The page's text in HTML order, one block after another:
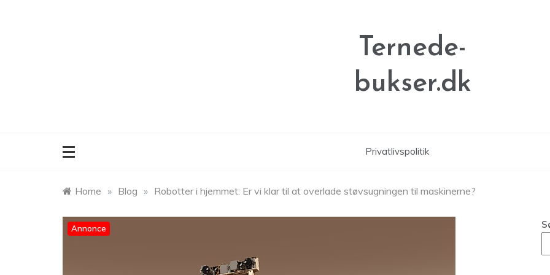
Ternede-
bukser.dk
Privatlivspolitik
Home » Blog » Robotter i hjemmet: Er vi klar til at overlade støvsugningen til maskinerne?
Annonce